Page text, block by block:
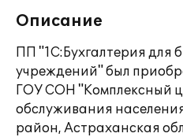
Описание
ПП "1С:Бухгалтерия для
учреждений" был
ГОУ СОН "Комплексный
обслуживания
район, Астраханская